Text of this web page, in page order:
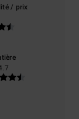
/ prix